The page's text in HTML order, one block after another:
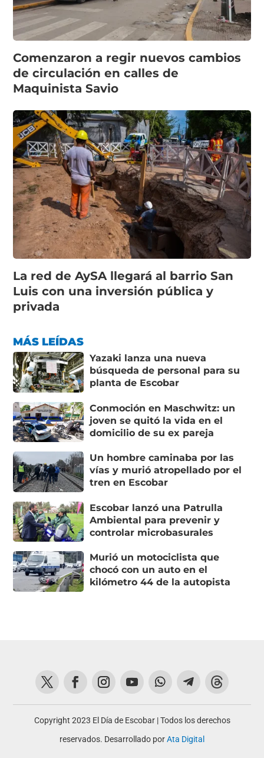
Comenzaron a regir nuevos cambios
de circulación en calles de
Maquinista Savio
La red de AySA llegará al barrio San
Luis con una inversión pública y
privada
MÁS LEÍDAS
Yazaki lanza una nueva
búsqueda de personal para su
planta de Escobar
Conmoción en Maschwitz: un
joven se quitó la vida en el
domicilio de su ex pareja
Un hombre caminaba por las
vías y murió atropellado por el
tren en Escobar
Escobar lanzó una Patrulla
Ambiental para prevenir y
controlar microbasurales
Murió un motociclista que
chocó con un auto en el
kilómetro 44 de la autopista
Copyright 2023 El Día de Escobar | Todos los derechos
reservados. Desarrollado porAta Digital